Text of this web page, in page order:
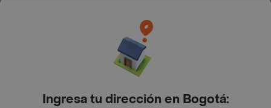
Google play
Ingresa tu dirección en Bogotá: